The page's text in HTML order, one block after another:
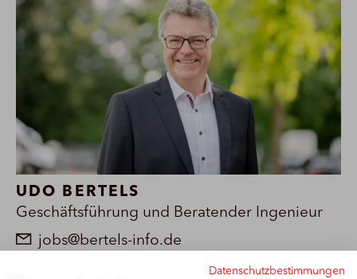
UDO BERTELS
Geschäftsführung und Beratender Ingenieur
jobs@bertels-info.de
Datenschutzbestimmungen